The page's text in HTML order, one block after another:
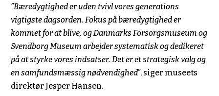
”Bæredygtighed er uden tvivl vores generations
vigtigste dagsorden. Fokus på bæredygtighed er
kommet for at blive, og Danmarks Forsorgsmuseum og
Svendborg Museum arbejder systematisk og dedikeret
på at styrke vores indsatser. Det er et strategisk valg og
en samfundsmæssig nødvendighed”, siger museets
direktør Jesper Hansen.